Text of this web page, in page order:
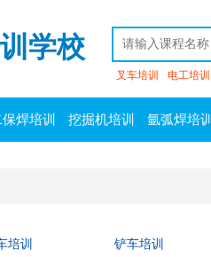
学校
叉车培训 电工培训
保焊培训 挖掘机培训 氩弧焊培训
培训 铲车培训